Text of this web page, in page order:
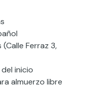
Ferraz 3,
inicio
almuerzo libre